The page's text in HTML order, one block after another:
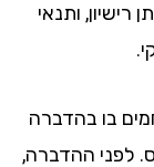
ותנאי
בו בהדברה
לפני ההדברה,